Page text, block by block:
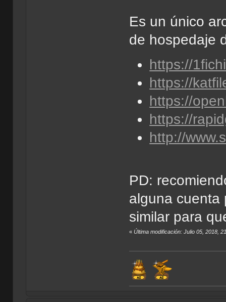
Es un único
de hospedaje
https://
https://
https://
https://
http://
PD:
alguna cuenta
similar para
«Última modificación: Julio 05, 2018,